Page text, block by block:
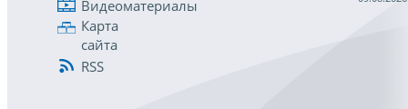
Видеоматериалы
Карта
сайта
RSS